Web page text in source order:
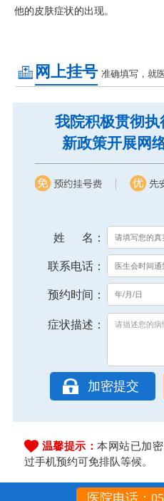
他的皮肤症状的出现。
网上挂号 准确填写，就
我院积极贯彻
新政策开展网
姓 名：
联系电话：
预约时间：
症状描述：
温馨提示：本网站已加
过手机预约可免排队等候。